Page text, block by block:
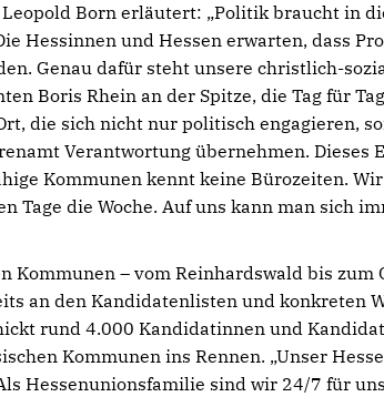
Born erläutert: „Politik braucht in
Hessinnen und Hessen erwarten, dass
Genau dafür steht unsere christlich-
Boris Rhein an der Spitze, die Tag für
die sich nicht nur politisch engagieren,
Verantwortung übernehmen. Dieses
Kommunen kennt keine Bürozeiten.
Tage die Woche. Auf uns kann man sich
Kommunen – vom Reinhardswald bis
an den Kandidatenlisten und konkreten
rund 4.000 Kandidatinnen und
Kommunen ins Rennen. „Unser
Hessenunionsfamilie sind wir 24/7 für